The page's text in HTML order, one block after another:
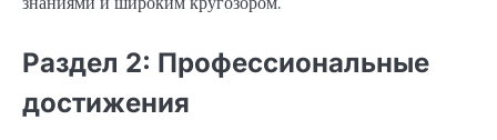
Раздел 2: Профессиональные
достижения